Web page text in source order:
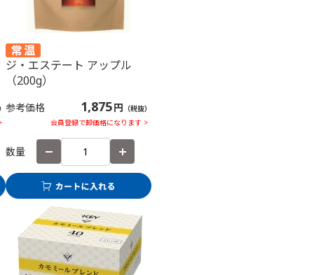
ジ・エステート アップル
（200g）
参考価格 1,875円 （税抜）
会員登録で卸価格になります >
数量